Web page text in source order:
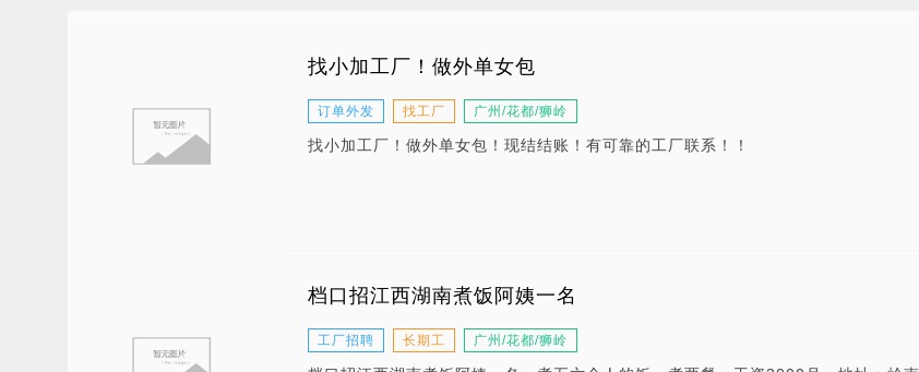
找小加工厂！做外单女包
订单外发 找工厂 广州/花都/狮岭
找小加工厂！做外单女包！现结结账！有可靠的工厂联系！！
档口招江西湖南煮饭阿姨一名
工厂招聘 长期工 广州/花都/狮岭